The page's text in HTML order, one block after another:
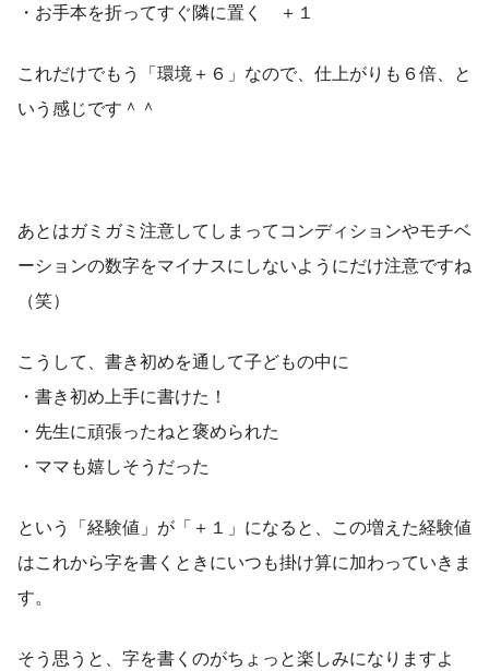
・お手本を折ってすぐ隣に置く ＋１
これだけでもう「環境＋６」なので、仕上がりも６倍、と
いう感じです＾＾
あとはガミガミ注意してしまってコンディションやモチベ
ーションの数字をマイナスにしないようにだけ注意ですね
（笑）
こうして、書き初めを通して子どもの中に
・書き初め上手に書けた！
・先生に頑張ったねと褒められた
・ママも嬉しそうだった
という「経験値」が「＋１」になると、この増えた経験値
はこれから字を書くときにいつも掛け算に加わっていきま
す。
そう思うと、字を書くのがちょっと楽しみになりますよ